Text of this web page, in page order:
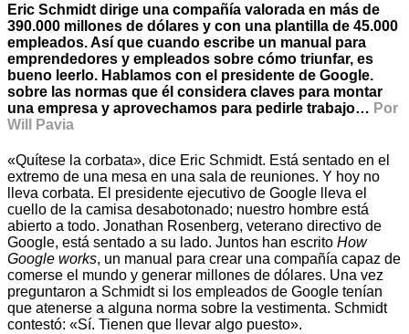
Eric Schmidt dirige una compañía valorada en más de
390.000 millones de dólares y con una plantilla de 45.000
empleados. Así que cuando escribe un manual para
emprendedores y empleados sobre cómo triunfar, es
bueno leerlo. Hablamos con el presidente de Google.
sobre las normas que él considera claves para montar
una empresa y aprovechamos para pedirle trabajo… Por
Will Pavia
«Quítese la corbata», dice Eric Schmidt. Está sentado en el
extremo de una mesa en una sala de reuniones. Y hoy no
lleva corbata. El presidente ejecutivo de Google lleva el
cuello de la camisa desabotonado; nuestro hombre está
abierto a todo. Jonathan Rosenberg, veterano directivo de
Google, está sentado a su lado. Juntos han escrito How
Google works, un manual para crear una compañía capaz de
comerse el mundo y generar millones de dólares. Una vez
preguntaron a Schmidt si los empleados de Google tenían
que atenerse a alguna norma sobre la vestimenta. Schmidt
contestó: «Sí. Tienen que llevar algo puesto».